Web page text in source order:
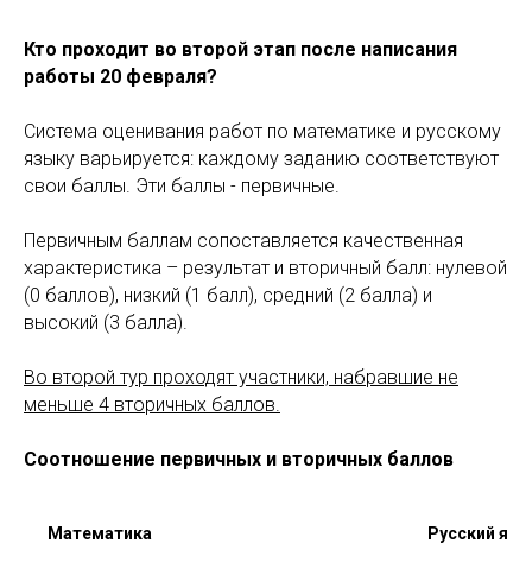
Кто проходит во второй этап после написания
работы 20 февраля?
Система оценивания работ по математике и русскому
языку варьируется: каждому заданию соответствуют
свои баллы. Эти баллы - первичные.
Первичным баллам сопоставляется качественная
характеристика – результат и вторичный балл: нулевой
(0 баллов), низкий (1 балл), средний (2 балла) и
высокий (3 балла).
Во второй тур проходят участники, набравшие не
меньше 4 вторичных баллов.
Соотношение первичных и вторичных баллов
Математика Русский